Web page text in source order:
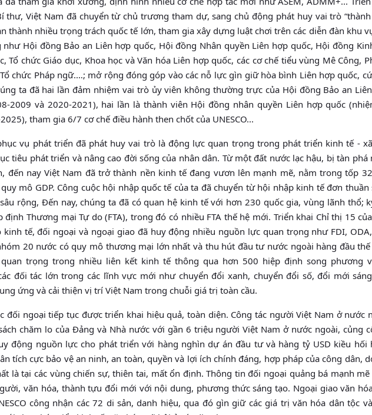
thư, Việt Nam đã chuyển từ chủ trương tham dự, sang chủ động phát huy vai trò
thành nhiều trọng trách quốc tế lớn, tham gia xây dựng luật chơi trên các diễn đàn khu
Hội đồng Bảo an Liên hợp quốc, Hội đồng Nhân quyền Liên hợp quốc, Hội đồng
Tổ chức Giáo dục, Khoa học và Văn hóa Liên hợp quốc, các cơ chế tiểu vùng Mê Công,
chức Pháp ngữ.…; mở rộng đóng góp vào các nỗ lực gìn giữ hòa bình Liên hợp quốc,
ta đã hai lần đảm nhiệm vai trò ủy viên không thường trực của Hội đồng Bảo an
2009 và 2020-2021), hai lần là thành viên Hội đồng nhân quyền Liên hợp quốc
tham gia 6/7 cơ chế điều hành then chốt của UNESCO...
vụ phát triển đã phát huy vai trò là động lực quan trọng trong phát triển kinh tế -
tiêu phát triển và nâng cao đời sống của nhân dân. Từ một đất nước lạc hậu, bị tàn phá
đến nay Việt Nam đã trở thành nền kinh tế đang vươn lên mạnh mẽ, nằm trong tốp
mô GDP. Công cuộc hội nhập quốc tế của ta đã chuyển từ hội nhập kinh tế đơn thuần
rộng, Đến nay, chúng ta đã có quan hệ kinh tế với hơn 230 quốc gia, vùng lãnh thổ;
Thương mại Tự do (FTA), trong đó có nhiều FTA thế hệ mới. Triển khai Chỉ thị 15
tế, đối ngoại và ngoại giao đã huy động nhiều nguồn lực quan trọng như FDI,
20 nước có quy mô thương mại lớn nhất và thu hút đầu tư nước ngoài hàng đầu
trọng trong nhiều liên kết kinh tế thông qua hơn 500 hiệp định song phương
đối tác lớn trong các lĩnh vực mới như chuyển đổi xanh, chuyển đổi số, đổi mới
ứng và cải thiện vị trí Việt Nam trong chuỗi giá trị toàn cầu.
đối ngoại tiếp tục được triển khai hiệu quả, toàn diện. Công tác người Việt Nam ở nước
chăm lo của Đảng và Nhà nước với gần 6 triệu người Việt Nam ở nước ngoài, củng
động nguồn lực cho phát triển với hàng nghìn dự án đầu tư và hàng tỷ USD kiều hối
tích cực bảo vệ an ninh, an toàn, quyền và lợi ích chính đáng, hợp pháp của công dân,
là tại các vùng chiến sự, thiên tai, mất ổn định. Thông tin đối ngoại quảng bá mạnh
văn hóa, thành tựu đổi mới với nội dung, phương thức sáng tạo. Ngoại giao văn
công nhận các 72 di sản, danh hiệu, qua đó gìn giữ các giá trị văn hóa dân tộc